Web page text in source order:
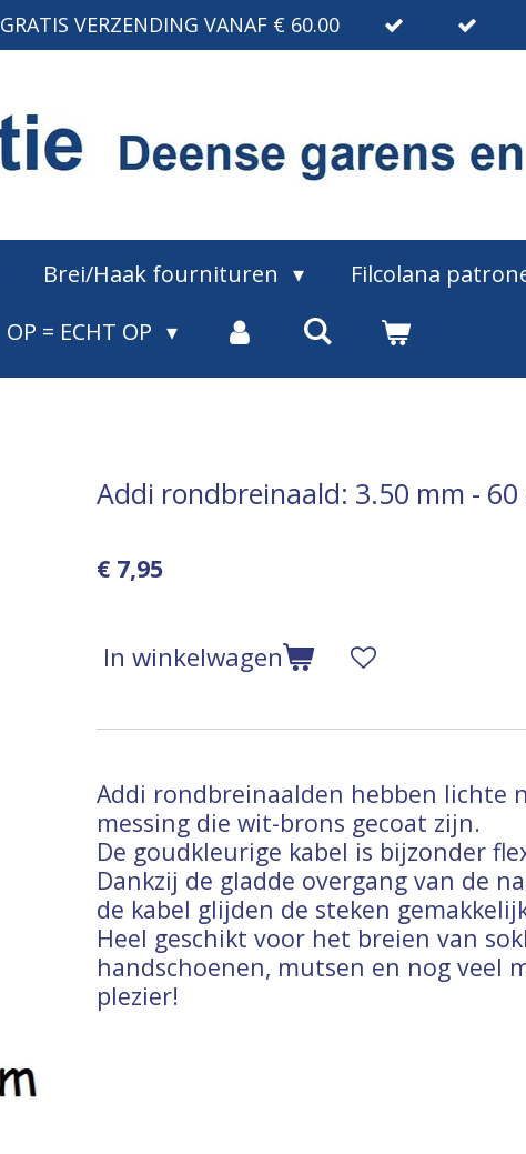
GRATIS VERZENDING VANAF € 60.00
Brei/Haak fournituren Filcolana
OP = ECHT OP
Addi rondbreinaald: 3.50 mm - 60
€ 7,95
In winkelwagen
Addi rondbreinaalden hebben lichte
messing die wit-brons gecoat zijn.
De goudkleurige kabel is bijzonder
Dankzij de gladde overgang van de
de kabel glijden de steken
Heel geschikt voor het breien van
handschoenen, mutsen en nog veel
plezier!